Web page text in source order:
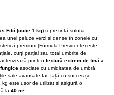
Fitó (cutie 1 kg) reprezintă soluția
unei peluze verzi și dense în zonele cu
premium (Fórmula Presidente) este
curți parțial sau total umbrite de
printr-o textură extrem de fină a
asociate cu umiditatea de umbră.
sale avansate fac față cu succes și
kg este ușor de utilizat și asigură o
la 40 m²